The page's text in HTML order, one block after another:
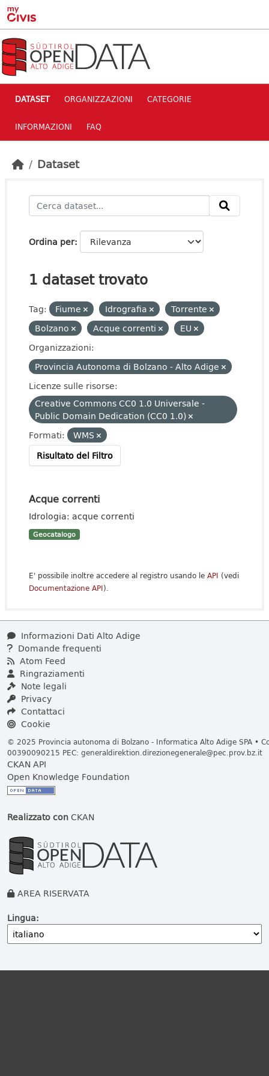
Skip to main content
DATASET ORGANIZZAZIONI CATEGORIE
INFORMAZIONI FAQ
Dataset
Ordina per
1 dataset trovato
Tag: Fiume Idrografia
Torrente
Bolzano
Acque correnti
EU
Organizzazioni:
Provincia Autonoma di Bolzano - Alto Adige
Licenze sulle risorse:
Creative Commons CC0 1.0 Universale -
Public Domain Dedication (CC0 1.0)
Formati:
WMS
Risultato del Filtro
Acque correnti
Idrologia: acque correnti
Geocatalogo
E' possibile inoltre accedere al registro usando le API (vedi
Documentazione API).
Informazioni Dati Alto Adige
Domande frequenti
Atom Feed
Ringraziamenti
Note legali
Privacy
Contattaci
Cookie
© 2025 Provincia autonoma di Bolzano - Informatica Alto Adige SPA •
00390090215 PEC: generaldirektion.direzionegenerale@pec.prov.bz.it
CKAN API
Open Knowledge Foundation
Realizzato conCKAN
AREA RISERVATA
Lingua